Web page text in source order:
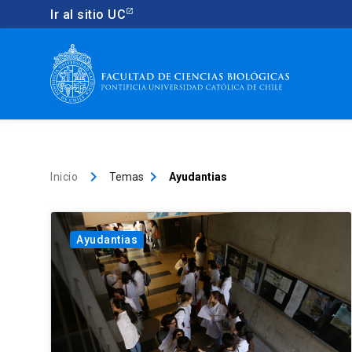
Ir al sitio UC
Inicio keyboard_arrow_right Temas keyboard_arrow_right Ayudantias
Ayudantias